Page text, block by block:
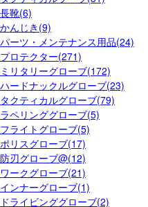
長靴(6)
かんじき(9)
パーツ・メンテナンス用品(24)
プロテクター(271)
ミリタリーグローブ(172)
ハードナックルグローブ(23)
タクティカルグローブ(79)
ラペリンググローブ(5)
フライトグローブ(5)
ポリスグローブ(17)
防刃グローブ@(12)
ワークグローブ(21)
インナーグローブ(1)
ドライビンググローブ(2)